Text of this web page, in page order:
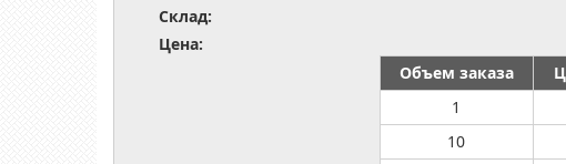
Склад:
Цена:
Объем заказа
1
10